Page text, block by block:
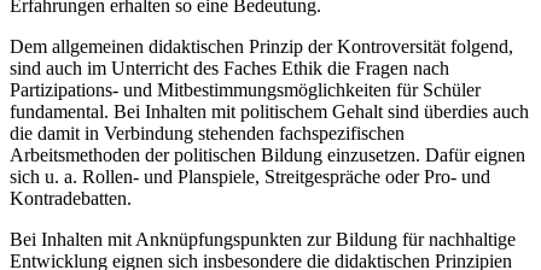
Erfahrungen erhalten so eine Bedeutung.
Dem allgemeinen didaktischen Prinzip der Kontroversität folgend,
sind auch im Unterricht des Faches Ethik die Fragen nach
Partizipations- und Mitbestimmungsmöglichkeiten für Schüler
fundamental. Bei Inhalten mit politischem Gehalt sind überdies auch
die damit in Verbindung stehenden fachspezifischen
Arbeitsmethoden der politischen Bildung einzusetzen. Dafür eignen
sich u. a. Rollen- und Planspiele, Streitgespräche oder Pro- und
Kontradebatten.
Bei Inhalten mit Anknüpfungspunkten zur Bildung für nachhaltige
Entwicklung eignen sich insbesondere die didaktischen Prinzipien